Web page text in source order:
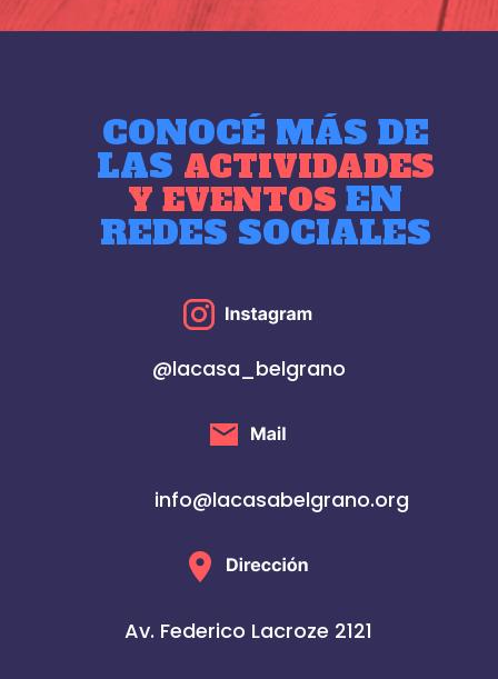
CONOCÉ MÁS DE
LAS ACTIVIDADES
Y EVENTOSEN
REDES SOCIALES
@lacasa_belgrano
info@lacasabelgrano.org
Av. Federico Lacroze 2121